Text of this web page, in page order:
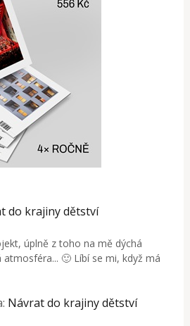
do krajiny dětství
úplně z toho na mě dýchá
🙂 Líbí se mi, když má
: Návrat do krajiny dětství